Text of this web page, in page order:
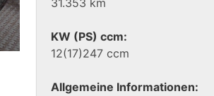
31.353 km
KW (PS) ccm:
12(17)247 ccm
Allgemeine Informationen: